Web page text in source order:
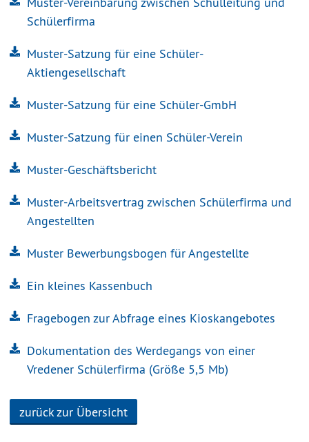
Schülerfirma
Muster-Satzung für eine Schüler-
Aktiengesellschaft
Muster-Satzung für eine Schüler-GmbH
Muster-Satzung für einen Schüler-Verein
Muster-Geschäftsbericht
Muster-Arbeitsvertrag zwischen Schülerfirma und
Angestellten
Muster Bewerbungsbogen für Angestellte
Ein kleines Kassenbuch
Fragebogen zur Abfrage eines Kioskangebotes
Dokumentation des Werdegangs von einer
Vredener Schülerfirma (Größe 5,5 Mb)
zurück zur Übersicht